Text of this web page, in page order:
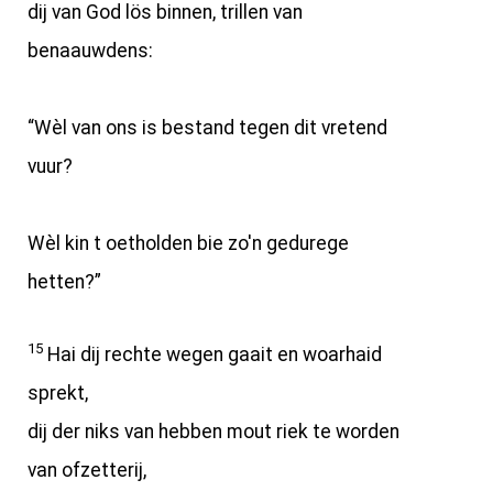
dij van God lös binnen, trillen van
benaauwdens:
“Wèl van ons is bestand tegen dit vretend
vuur?
Wèl kin t oetholden bie zo'n gedurege
hetten?”
15 Hai dij rechte wegen gaait en woarhaid
sprekt,
dij der niks van hebben mout riek te worden
van ofzetterij,